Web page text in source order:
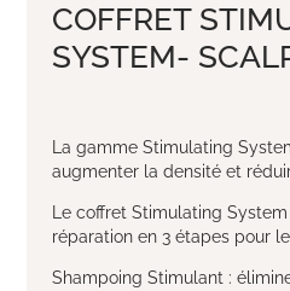
COFFRET
SYSTEM-
La gamme Stimulating
augmenter la densité et
Le coffret Stimulating
réparation en 3 étapes pour
Shampoing Stimulant :